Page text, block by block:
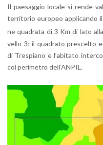
Il pae­sag­gio lo­ca­le si rende
ter­ri­to­rio eu­ro­peo ap­pli­can­do
ne qua­dra­ta di 3 Km di lato
vel­lo 3; il qua­dra­to pre­scel­to
di Tre­spia­no e l’a­bi­ta­to
col pe­ri­me­tro del­l’AN­PIL.